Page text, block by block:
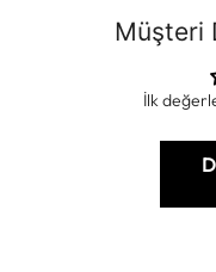
Müşteri
İlk